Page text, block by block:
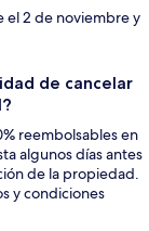
el 2 de noviembre y
de cancelar
reembolsables en
algunos días antes
de la propiedad.
y condiciones